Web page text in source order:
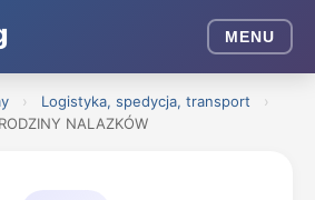
MENU
› Logistyka, spedycja, transport
›
NALAZKÓW